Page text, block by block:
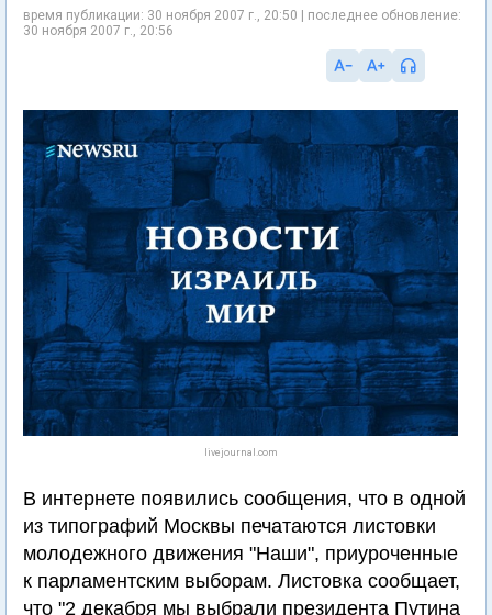
время публикации: 30 ноября 2007 г., 20:50 | последнее обновление:
30 ноября 2007 г., 20:56
livejournal.com
В интернете появились сообщения, что в одной
из типографий Москвы печатаются листовки
молодежного движения "Наши", приуроченные
к парламентским выборам. Листовка сообщает,
что "2 декабря мы выбрали президента Путина